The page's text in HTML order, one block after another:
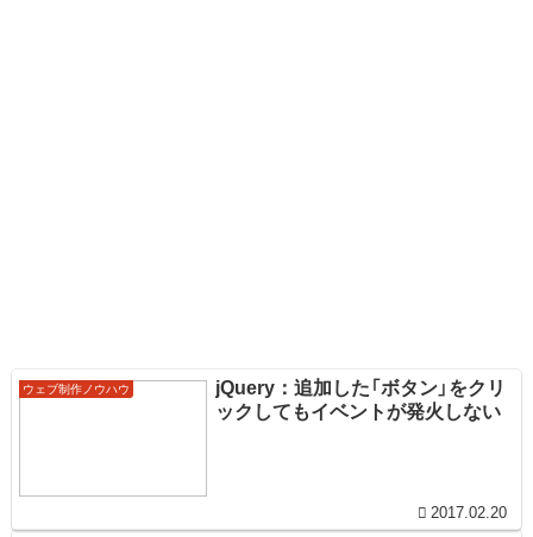
ウェブ制作ノウハウ
jQuery：追加した「ボタン」をクリ
ックしてもイベントが発火しない
2017.02.20